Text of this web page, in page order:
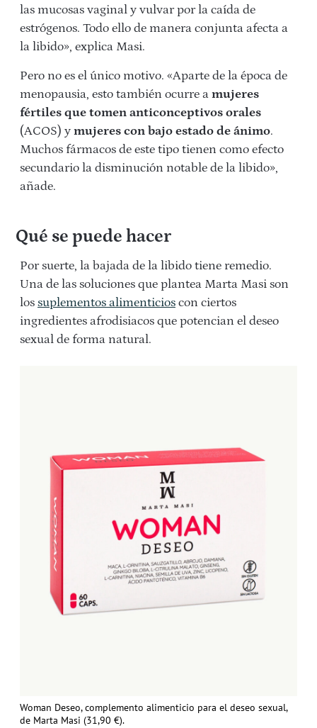
las mucosas vaginal y vulvar por la caída de
estrógenos. Todo ello de manera conjunta afecta a
la libido», explica Masi.
Pero no es el único motivo. «Aparte de la época de
menopausia, esto también ocurre a mujeres
fértiles que tomen anticonceptivos orales
(ACOS) y mujeres con bajo estado de ánimo.
Muchos fármacos de este tipo tienen como efecto
secundario la disminución notable de la libido»,
añade.
Qué se puede hacer
Por suerte, la bajada de la libido tiene remedio.
Una de las soluciones que plantea Marta Masi son
los suplementos alimenticios con ciertos
ingredientes afrodisiacos que potencian el deseo
sexual de forma natural.
Woman Deseo, complemento alimenticio para el deseo sexual,
de Marta Masi (31,90 €).